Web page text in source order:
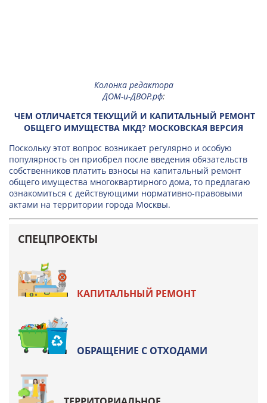
Колонка редактора
ДОМ-и-ДВОР.рф:
ЧЕМ ОТЛИЧАЕТСЯ ТЕКУЩИЙ И КАПИТАЛЬНЫЙ РЕМОНТ
ОБЩЕГО ИМУЩЕСТВА МКД? МОСКОВСКАЯ ВЕРСИЯ
Поскольку этот вопрос возникает регулярно и особую
популярность он приобрел после введения обязательств
собственников платить взносы на капитальный ремонт
общего имущества многоквартирного дома, то предлагаю
ознакомиться с действующими нормативно-правовыми
актами на территории города Москвы.
СПЕЦПРОЕКТЫ
КАПИТАЛЬНЫЙ РЕМОНТ
ОБРАЩЕНИЕ С ОТХОДАМИ